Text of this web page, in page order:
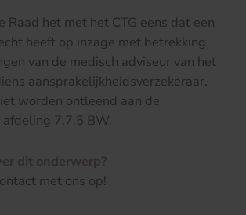
Raad het met het CTG eens dat een
heeft op inzage met betrekking
van de medisch adviseur van het
aansprakelijkheidsverzekeraar.
worden ontleend aan de
7.7.5 BW.
dit onderwerp?
met ons op!